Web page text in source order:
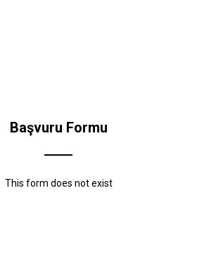
Başvuru Formu
This form does not exist